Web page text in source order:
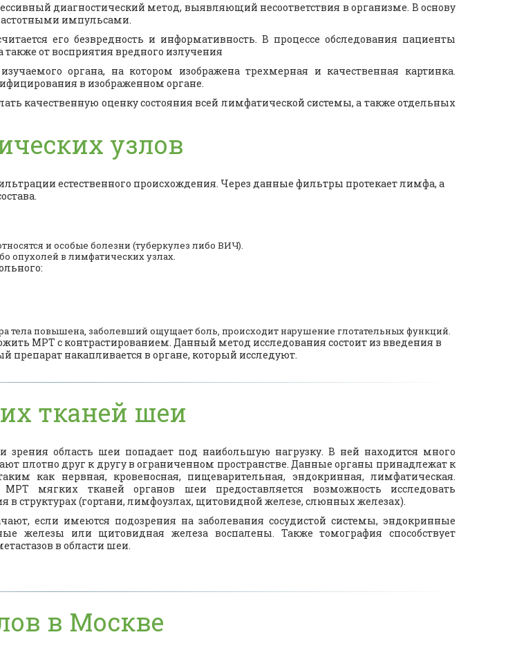
диагностический метод, выявляющий несоответствия в организме. В основу
импульсами.
его безвредность и информативность. В процессе обследования пациенты
от восприятия вредного излучения
органа, на котором изображена трехмерная и качественная картинка.
в изображенном органе.
качественную оценку состояния всей лимфатической системы, а также отдельных
узлов
естественного происхождения. Через данные фильтры протекает лимфа, а
и особые болезни (туберкулез либо ВИЧ).
опухолей в лимфатических узлах.
тела повышена, заболевший ощущает боль, происходит нарушение глотательных функций.
МРТ с контрастированием. Данный метод исследования состоит из введения в
накапливается в органе, который исследуют.
тканей шеи
зрения область шеи попадает под наибольшую нагрузку. В ней находится много
плотно друг к другу в ограниченном пространстве. Данные органы принадлежат к
как нервная, кровеносная, пищеварительная, эндокринная, лимфатическая.
мягких тканей органов шеи предоставляется возможность исследовать
в структурах (гортани, лимфоузлах, щитовидной железе, слюнных железах).
если имеются подозрения на заболевания сосудистой системы, эндокринные
железы или щитовидная железа воспалены. Также томография способствует
в области шеи.
в Москве